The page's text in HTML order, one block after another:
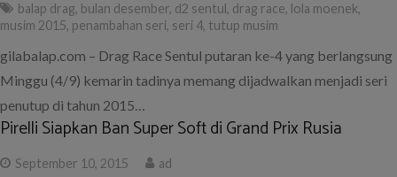
balap drag, bulan desember, d2 sentul, drag race, lola moenek,
musim 2015, penambahan seri, seri 4, tutup musim
gilabalap.com – Drag Race Sentul putaran ke-4 yang berlangsung
Minggu (4/9) kemarin tadinya memang dijadwalkan menjadi seri
penutup di tahun 2015…
Pirelli Siapkan Ban Super Soft di Grand Prix Rusia
September 10, 2015
ad